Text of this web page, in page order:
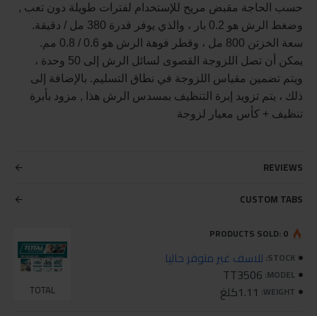
حسب الحاجة مقبض مريح للإستخدام لفترات طويلة دون تعب ,
وضغط الرش هو 0.2 بار ، والذي يوفر قدرة 380 مل / دقيقة.
سعة الخزتن 800 مل ، وقطر فوهة الرش هو 0.6 / 0.8 مم.
يمكن أن تصل اللزوجة القصوى لسائل الرش إلى 50 وحدة ،
ويتم تضمين مقياس اللزوجة في نطاق التسليم. بالإضافة إلى
ذلك ، يتم تزويد إبرة التنظيف بمسدس الرش هذا , مزود بأبرة
تنظيف + كأس معيار لزوجة
REVIEWS
CUSTOM TABS
STOCK: للاسف غير متوفر حاليا
MODEL:
TT3506
WEIGHT: 1.11كلغ TOTAL
PRODUCTS SOLD: 0